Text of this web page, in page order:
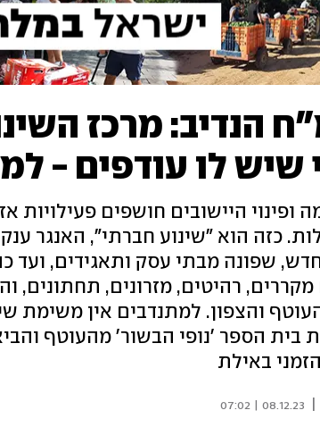
הנדיב: מרכז
שיש לו עודפים -
ופינוי היישובים חושפים פעילויות
כזה הוא "שינוע חברתי", האנגר
רהיטים, מזרונים, תחתונים,
והצפון. למתנדבים אין משימת
בית הספר 'נופי הבשור' מהעוטף
באילת
08.12.23 | 07:02